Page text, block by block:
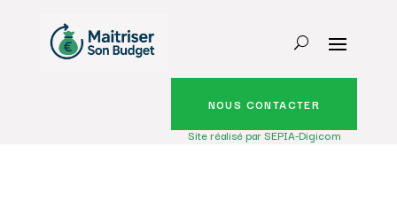
NOUS CONTACTER
Site réalisé par SEPIA-Digicom